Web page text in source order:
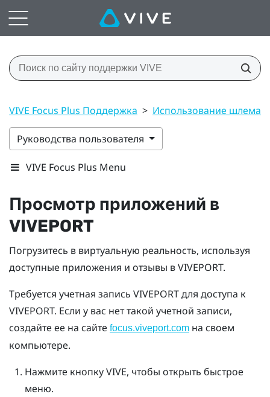
VIVE Focus Plus Поддержка > Использование шлема
Руководства пользователя
VIVE Focus Plus Menu
Просмотр приложений в
VIVEPORT
Погрузитесь в виртуальную реальность, используя
доступные приложения и отзывы вVIVEPORT.
Требуется учетная запись VIVEPORTдля доступа к
VIVEPORT. Если у вас нет такой учетной записи,
создайте ее на сайте focus.viveport.com на своем
компьютере.
Нажмите кнопкуVIVE, чтобы открыть быстрое
меню.